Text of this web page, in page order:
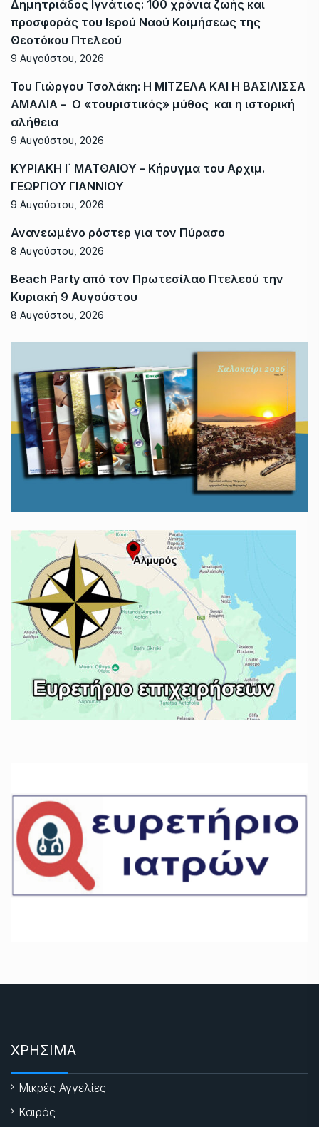
Δημητριάδος Ιγνάτιος: 100 χρόνια ζωής και
προσφοράς του Ιερού Ναού Κοιμήσεως της
Θεοτόκου Πτελεού
9 Αυγούστου, 2026
Του Γιώργου Τσολάκη: Η ΜΙΤΖΕΛΑ ΚΑΙ Η ΒΑΣΙΛΙΣΣΑ
ΑΜΑΛΙΑ – Ο «τουριστικός» μύθος και η ιστορική
αλήθεια
9 Αυγούστου, 2026
ΚΥΡΙΑΚΗ Ι΄ ΜΑΤΘΑΙΟΥ – Κήρυγμα του Αρχιμ.
ΓΕΩΡΓΙΟΥ ΓΙΑΝΝΙΟΥ
9 Αυγούστου, 2026
Ανανεωμένο ρόστερ για τον Πύρασο
8 Αυγούστου, 2026
Beach Party από τον Πρωτεσίλαο Πτελεού την
Κυριακή 9 Αυγούστου
8 Αυγούστου, 2026
ΧΡΗΣΙΜΑ
Μικρές Αγγελίες
Καιρός